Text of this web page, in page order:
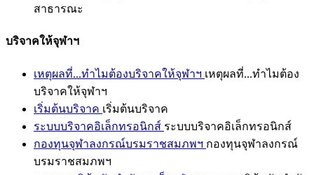
สาธารณะ
บริจาคให้จุฬาฯ
เหตุผลที่...ทำไมต้องบริจาคให้จุฬาฯ เหตุผลที่...ทำไมต้อง
บริจาคให้จุฬาฯ
เริ่มต้นบริจาค เริ่มต้นบริจาค
ระบบบริจาคอิเล็กทรอนิกส์ ระบบบริจาคอิเล็กทรอนิกส์
กองทุนจุฬาลงกรณ์บรมราชสมภพฯ กองทุนจุฬาลงกรณ์
บรมราชสมภพฯ